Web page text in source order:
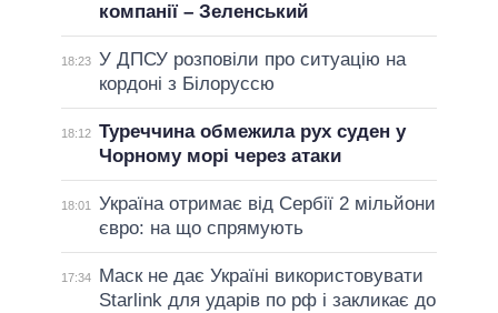
компанії – Зеленський
18:23 У ДПСУ розповіли про ситуацію на
кордоні з Білоруссю
18:12 Туреччина обмежила рух суден у
Чорному морі через атаки
18:01
Україна отримає від Сербії 2 мільйони
євро: на що спрямують
17:34
Маск не дає Україні використовувати
Starlink для ударів по рф і закликає до